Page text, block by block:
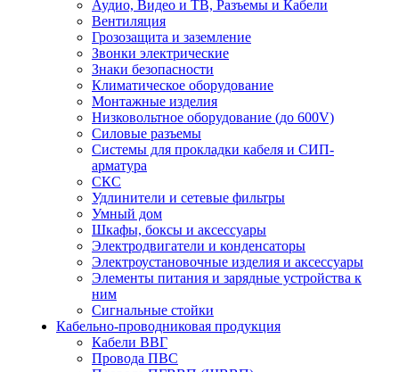
Аудио, Видео и ТВ, Разъемы и Кабели
Вентиляция
Грозозащита и заземление
Звонки электрические
Знаки безопасности
Климатическое оборудование
Монтажные изделия
Низковольтное оборудование (до 600V)
Силовые разъемы
Системы для прокладки кабеля и СИП-
арматура
СКС
Удлинители и сетевые фильтры
Умный дом
Шкафы, боксы и аксессуары
Электродвигатели и конденсаторы
Электроустановочные изделия и аксессуары
Элементы питания и зарядные устройства к
ним
Сигнальные стойки
Кабельно-проводниковая продукция
Кабели ВВГ
Провода ПВС